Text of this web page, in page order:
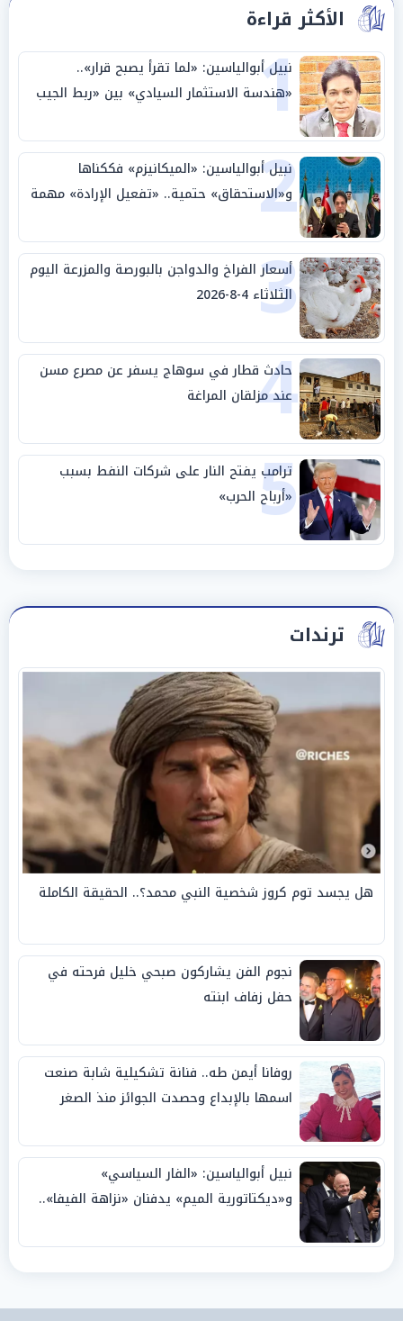
الأكثر قراءة
1
نبيل أبوالياسين: «لما تقرأ يصبح قرار»..
«هندسة الاستثمار السيادي» بين «ربط الجيب
بالوطن» و«سيادة الكلمة»
2
نبيل أبوالياسين: «الميكانيزم» فككناها
و«الاستحقاق» حتمية.. «تفعيل الإرادة» مهمة
الجامعة العربية
3
أسعار الفراخ والدواجن بالبورصة والمزرعة اليوم
الثلاثاء 4-8-2026
4
حادث قطار في سوهاج يسفر عن مصرع مسن
عند مزلقان المراغة
5
ترامب يفتح النار على شركات النفط بسبب
«أرباح الحرب»
ترندات
هل يجسد توم كروز شخصية النبي محمد؟.. الحقيقة الكاملة
نجوم الفن يشاركون صبحي خليل فرحته في
حفل زفاف ابنته
روفانا أيمن طه.. فنانة تشكيلية شابة صنعت
اسمها بالإبداع وحصدت الجوائز منذ الصغر
نبيل أبوالياسين: «الفار السياسي»
و«ديكتاتورية الميم» يدفنان «نزاهة الفيفا»..